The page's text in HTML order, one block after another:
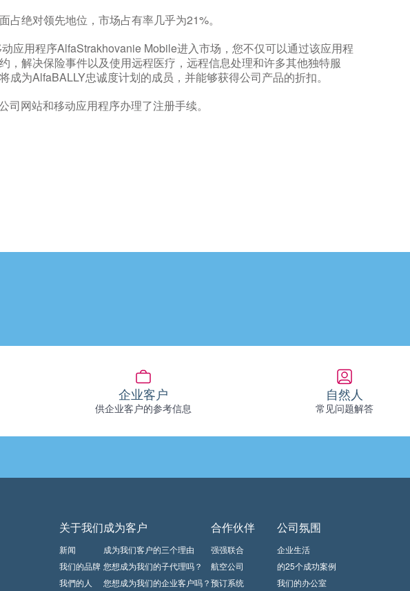
占绝对领先地位，市场占有率几乎为21%。
应用程序AlfaStrakhovanie Mobile进入市场，您不仅可以通过该应用程
，解决保险事件以及使用远程医疗，远程信息处理和许多其他独特服
成为AlfaBALLY忠诚度计划的成员，并能够获得公司产品的折扣。
网站和移动应用程序办理了注册手续。
企业客户
供企业客户的参考信息
自然人
常见问题解答
关于我们
新闻
我们的品牌
我們的人
成为客户
成为我们客户的三个理由
您想成为我们的子代理吗？
您想成为我们的企业客户吗？
合作伙伴
强强联合
航空公司
预订系统
公司氛围
企业生活
的25个成功案例
我们的办公室